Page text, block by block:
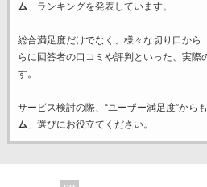
ム」ランキングを発表しています。
総合満足度だけでなく、様々な切り口から「
らに回答者の口コミや評判といった、実際
す。
サービス検討の際、“ユーザー満足度”から
ム」選びにお役立てください。